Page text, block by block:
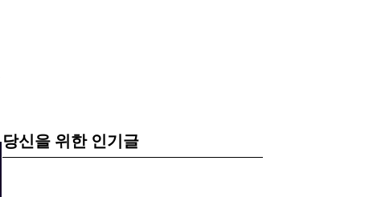
당신을 위한 인기글